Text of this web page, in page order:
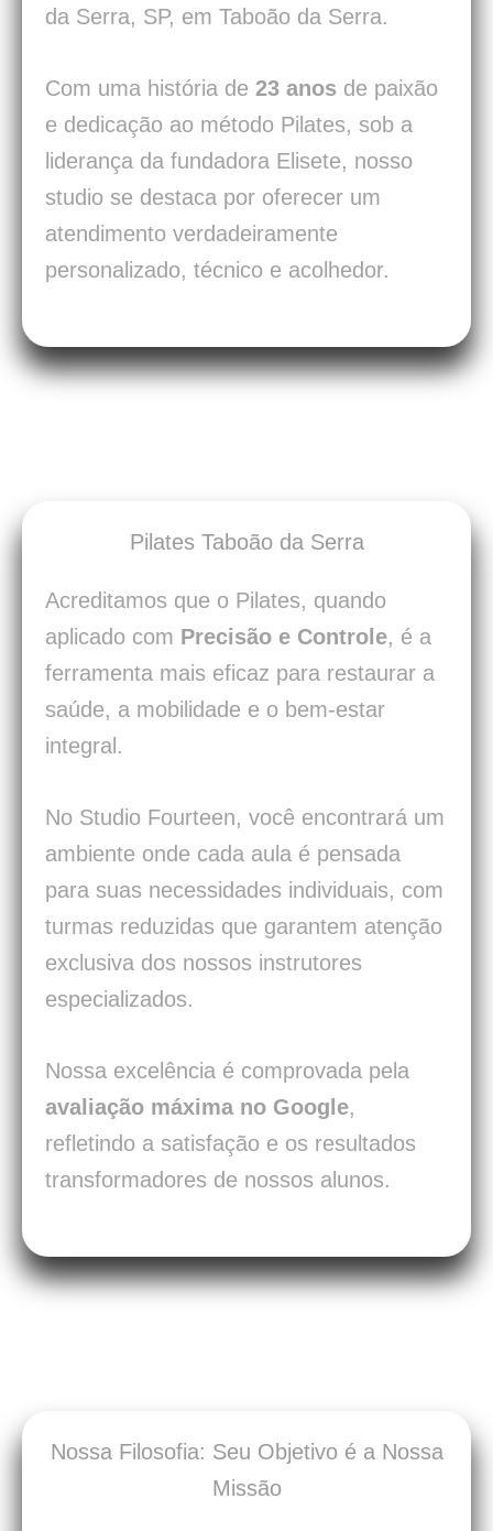
da Serra, SP, em Taboão da Serra.
Com uma história de 23 anos de paixão
e dedicação ao método Pilates, sob a
liderança da fundadora Elisete, nosso
studio se destaca por oferecer um
atendimento verdadeiramente
personalizado, técnico e acolhedor.
Pilates Taboão da Serra
Acreditamos que o Pilates, quando
aplicado com Precisão e Controle, é a
ferramenta mais eficaz para restaurar a
saúde, a mobilidade e o bem-estar
integral.
No Studio Fourteen, você encontrará um
ambiente onde cada aula é pensada
para suas necessidades individuais, com
turmas reduzidas que garantem atenção
exclusiva dos nossos instrutores
especializados.
Nossa excelência é comprovada pela
avaliação máxima no Google,
refletindo a satisfação e os resultados
transformadores de nossos alunos.
Nossa Filosofia: Seu Objetivo é a Nossa
Missão